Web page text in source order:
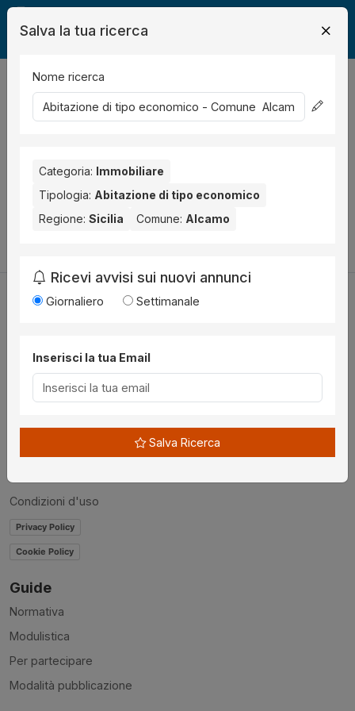
Legalmente Immobili
risultati Ordina per
risultato per la Provincia selezionata:
Prova a modificare i parametri di ricerca:
Utilità
Chi siamo
Disclaimer
News
Condizioni d'uso
Privacy Policy
Cookie Policy
Guide
Normativa
Modulistica
Per partecipare
Modalità pubblicazione
Salva la tua ricerca
Nome ricerca
Categoria: Immobiliare
Tipologia: Abitazione di tipo economico
Regione: Sicilia Comune: Alcamo
Ricevi avvisi sui nuovi annunci
Giornaliero Settimanale
Inserisci la tua Email
Salva Ricerca